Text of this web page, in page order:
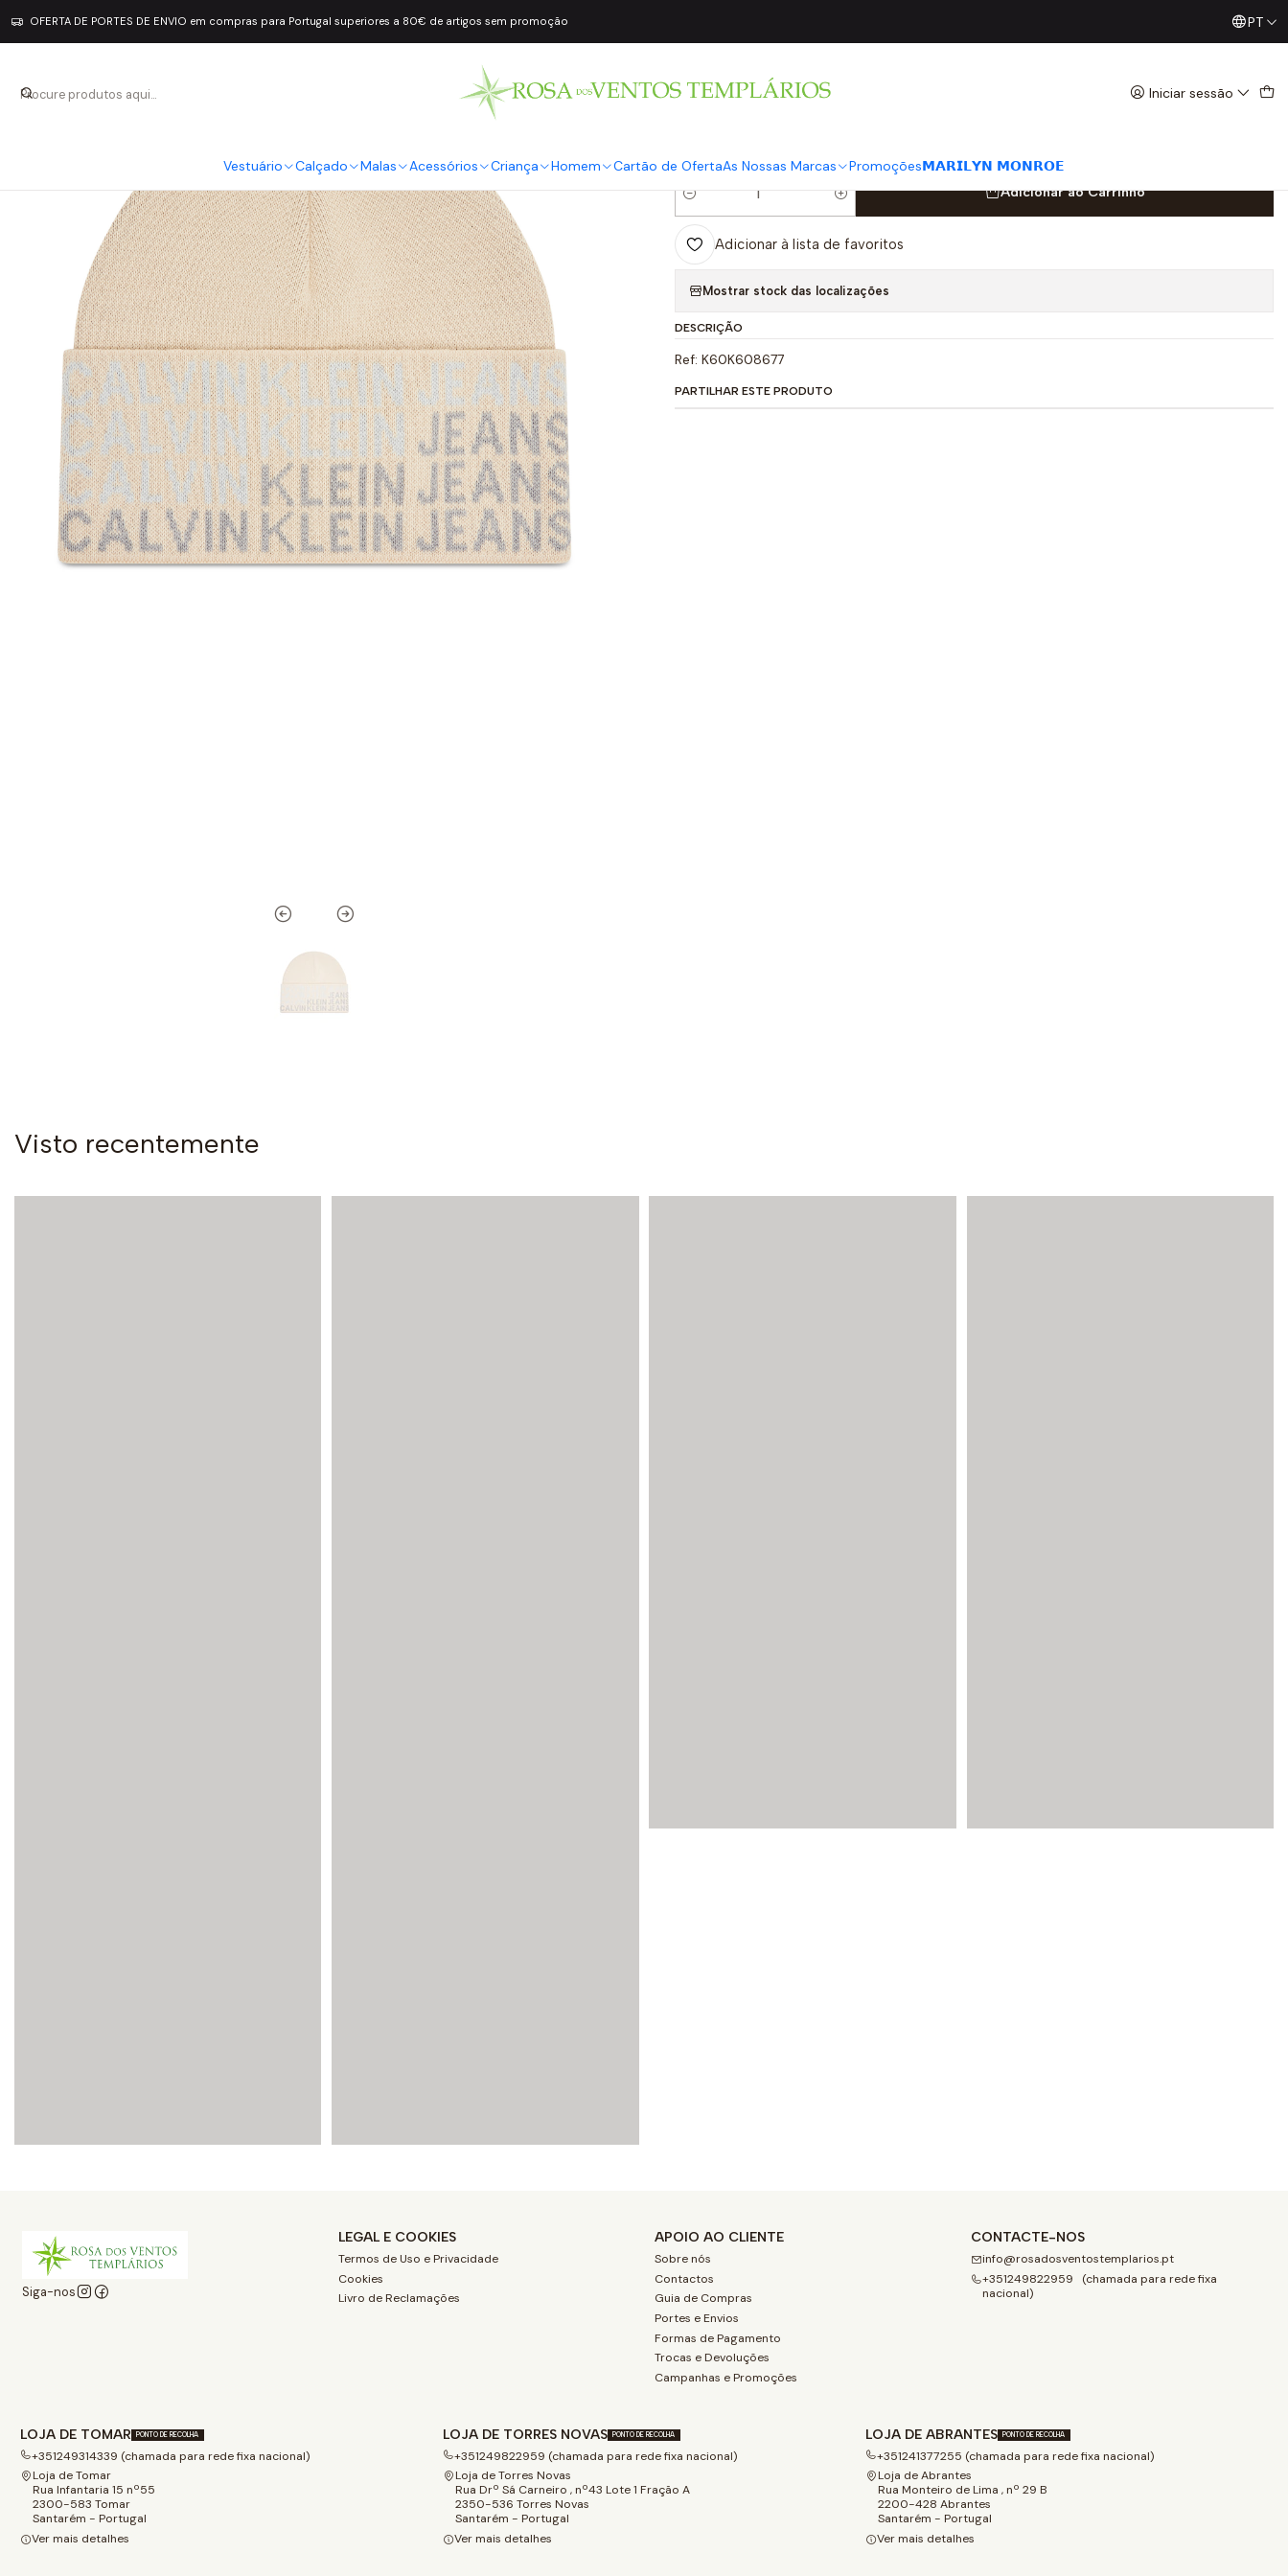
Iniciar sessão
Vestuário Calçado Malas Acessórios Criança Homem Cartão de OfertaAs Nossas Marcas Promoções𝗠𝗔𝗥𝗜𝗟𝗬𝗡 𝗠𝗢𝗡𝗥𝗢𝗘
OFERTA DE PORTES DE ENVIO em compras para Portugal superiores a 80€ de artigos sem promoção Já conhece os nossos Diretos? Todas as Segundas /PT
|
Quantidade
Adicionar ao Carrinho
Adicionar à lista de favoritos
Mostrar stock das localizações
DESCRIÇÃO
Ref: K60K608677
PARTILHAR ESTE PRODUTO
Visto recentemente
Siga-nos
LEGAL E COOKIES
Termos de Uso e Privacidade
Cookies
Livro de Reclamações
APOIO AO CLIENTE
Sobre nós
Contactos
Guia de Compras
Portes e Envios
Formas de Pagamento
Trocas e Devoluções
Campanhas e Promoções
CONTACTE-NOS
info@rosadosventostemplarios.pt
+351249822959 (chamada para rede fixa
nacional)
LOJA DE TOMAR PONTO DE RECOLHA
+351249314339 (chamada para rede fixa nacional)
Loja de Tomar
Rua Infantaria 15 nº55
2300-583 Tomar
Santarém - Portugal
Ver mais detalhes
LOJA DE TORRES NOVAS PONTO DE RECOLHA
+351249822959 (chamada para rede fixa nacional)
Loja de Torres Novas
Rua Drº Sá Carneiro , nº43 Lote 1 Fração A
2350-536 Torres Novas
Santarém - Portugal
Ver mais detalhes
LOJA DE ABRANTES PONTO DE RECOLHA
+351241377255 (chamada para rede fixa nacional)
Loja de Abrantes
Rua Monteiro de Lima , nº 29 B
2200-428 Abrantes
Santarém - Portugal
Ver mais detalhes